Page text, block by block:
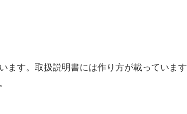
ます。取扱説明書には作り方が載っています